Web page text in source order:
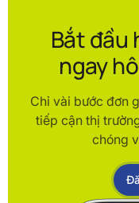
Bắt đầu
ngay
Chỉ vài bước đơn
tiếp cận thị
chóng